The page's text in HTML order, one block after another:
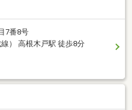
7番8号
） 高根木戸駅 徒歩8分